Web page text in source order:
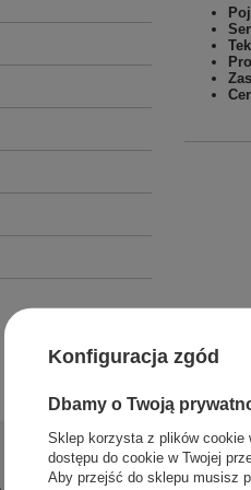
Konfiguracja zgód
Dbamy o Twoją
Sklep korzysta z plików cookie
dostępu do cookie w Twojej
Aby przejść do sklepu musisz